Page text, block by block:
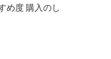
め度 購入のし